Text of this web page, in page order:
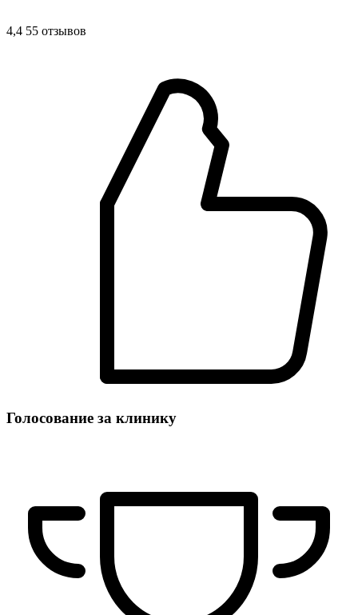
4,4 55 отзывов
Голосование за клинику